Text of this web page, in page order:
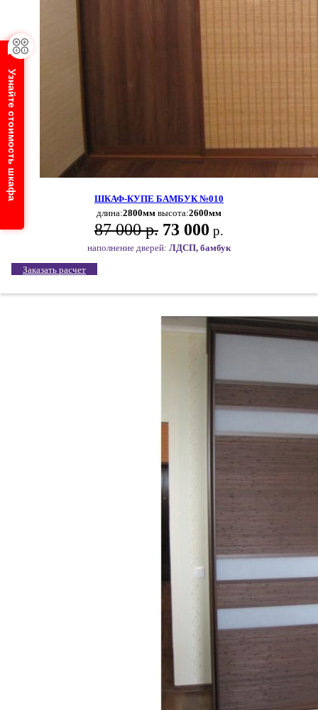
ШКАФ-КУПЕ БАМБУК №010
длина:2800мм высота:2600мм
87 000 р. 73 000 р.
наполнение дверей: ЛДСП, бамбук
Заказать расчет
Узнайте стоимость шкафа